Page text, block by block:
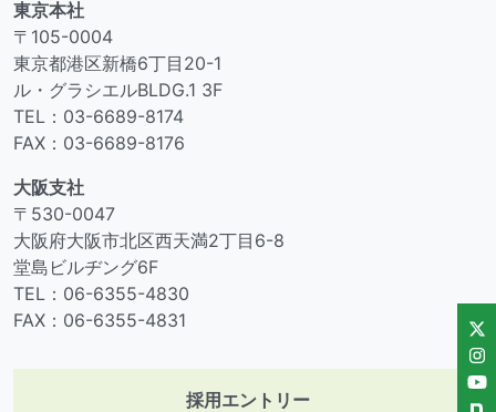
東京本社
〒105-0004
東京都港区新橋6丁目20-1
ル・グラシエルBLDG.1 3F
TEL：03-6689-8174
FAX：03-6689-8176
大阪支社
〒530-0047
大阪府大阪市北区西天満2丁目6-8
堂島ビルヂング6F
TEL：06-6355-4830
FAX：06-6355-4831
採用エントリー